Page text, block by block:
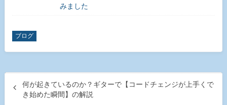
みました
ブログ
何が起きているのか？ギターで【コードチェンジが上手くで
き始めた瞬間】の解説